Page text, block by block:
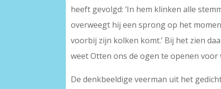
heeft gevolgd: ‘In hem klinken alle
overweegt hij een sprong op het
voorbij zijn kolken komt.’ Bij het zien
weet Otten ons de ogen te openen
De denkbeeldige veerman uit het